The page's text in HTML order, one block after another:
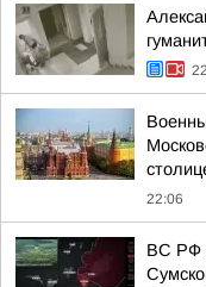
22:06
ВС РФ